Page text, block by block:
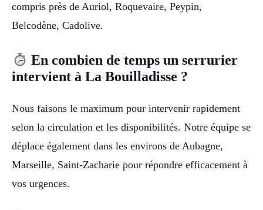
compris près de Auriol, Roquevaire, Peypin,
Belcodène, Cadolive.
En combien de temps un serrurier
intervient à La Bouilladisse ?
Nous faisons le maximum pour intervenir rapidement
selon la circulation et les disponibilités. Notre équipe se
déplace également dans les environs de Aubagne,
Marseille, Saint-Zacharie pour répondre efficacement à
vos urgences.